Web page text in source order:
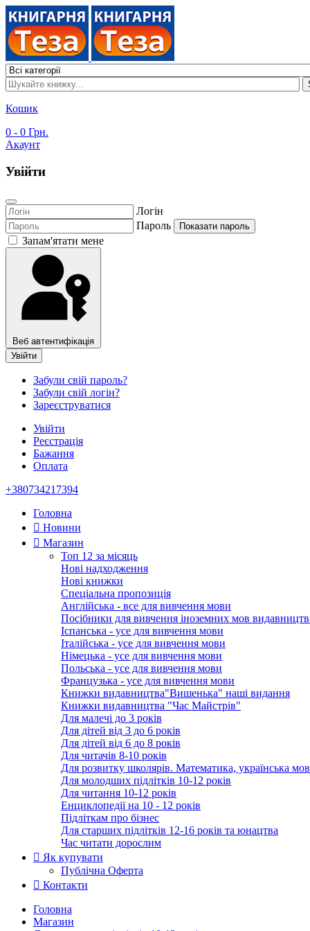
Кошик
0 - 0 Грн.
Акаунт
Увійти
Логін
Пароль
Показати пароль
Запам'ятати мене
Веб автентифікація
Увійти
Забули свій пароль?
Забули свій логін?
Зареєструватися
Увійти
Реєстрація
Бажання
Оплата
+380734217394
Головна
Новини
Магазин
Топ 12 за місяць
Нові надходження
Нові книжки
Спеціальна пропозиція
Англійська - все для вивчення мови
Посібники для вивчення іноземних мов
Іспанська - усе для вивчення мови
Італійська - усе для вивчення мови
Німецька - усе для вивчення мови
Польська - усе для вивчення мови
Французька - усе для вивчення мови
Книжки видавництва"Вишенька" наші видання
Книжки видавництва "Час Майстрів"
Для малечі до 3 років
Для дітей від 3 до 6 років
Для дітей від 6 до 8 років
Для читачів 8-10 років
Для розвитку школярів. Математика, українська
Для молодших підлітків 10-12 років
Для читання 10-12 років
Енциклопедії на 10 - 12 років
Підліткам про бізнес
Для старших підлітків 12-16 років та юнацтва
Час читати дорослим
Як купувати
Публічна Оферта
Контакти
Головна
Магазин